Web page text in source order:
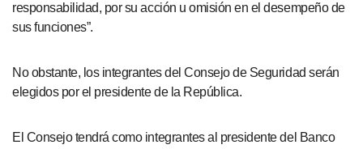
responsabilidad, por su acción u omisión en el desempeño de
sus funciones”.
No obstante, los integrantes del Consejo de Seguridad serán
elegidos por el presidente de la República.
El Consejo tendrá como integrantes al presidente del Banco